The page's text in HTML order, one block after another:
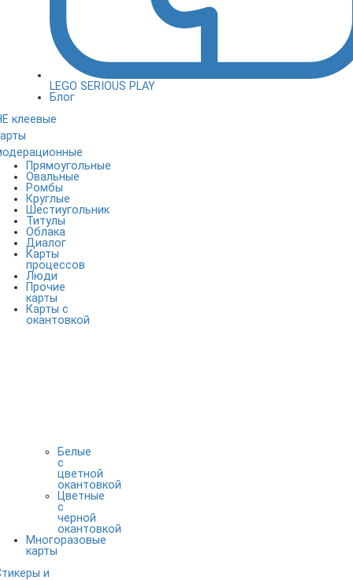
LEGO SERIOUS PLAY
Блог
клеевые
Прямоугольные
Овальные
Ромбы
Круглые
Шестиугольник
Титулы
Облака
Диалог
Карты
процессов
Люди
Прочие
карты
Карты с
окантовкой
Белые
с
цветной
окантовкой
Цветные
с
черной
окантовкой
Многоразовые
карты
и